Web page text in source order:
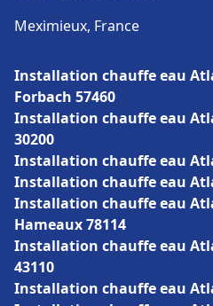
Meximieux, France
Installation chauffe eau
Forbach 57460
Installation chauffe eau
30200
Installation chauffe eau
Installation chauffe eau
Installation chauffe eau
Hameaux 78114
Installation chauffe eau
43110
Installation chauffe eau